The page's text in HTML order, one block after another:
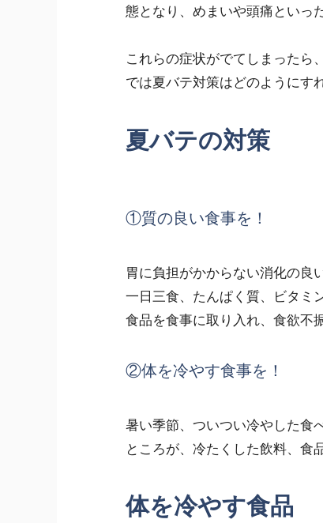
態となり、めまいや頭痛といっ
これらの症状がでてしまったら
では夏バテ対策はどのようにす
夏バテの対策
①質の良い食事を！
胃に負担がかからない消化の良
一日三食、たんぱく質、ビタミ
食品を食事に取り入れ、食欲不
②体を冷やす食事を！
暑い季節、ついつい冷やした食
ところが、冷たくした飲料、食
体を冷やす食品